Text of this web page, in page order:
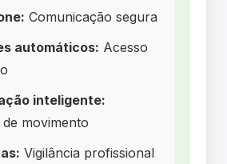
Comunicação segura
automáticos: Acesso
inteligente:
movimento
Vigilância profissional